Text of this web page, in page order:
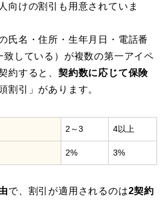
向けの割引も用意されていま
氏名・住所・生年月日・電話番
している）が複数の第一アイペ
約すると、 契約数に応じて保険
割引」があります。
2～3 4以上
2% 3%
で、割引が適用されるのは2契約